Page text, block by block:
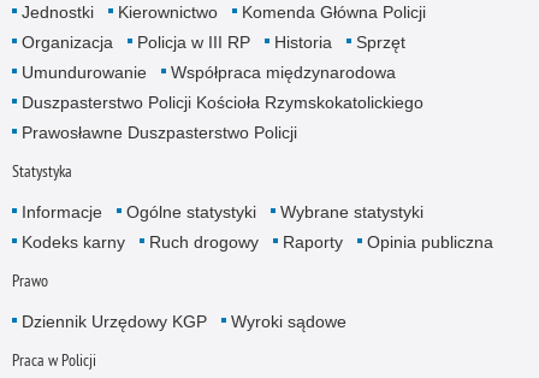
Jednostki Kierownictwo
Komenda Główna Policji
Organizacja
Policja w III RP Historia
Sprzęt
Umundurowanie
Współpraca międzynarodowa
Duszpasterstwo Policji Kościoła Rzymskokatolickiego
Prawosławne Duszpasterstwo Policji
Statystyka
Informacje Ogólne statystyki
Wybrane statystyki
Kodeks karny
Ruch drogowy Raporty Opinia publiczna
Prawo
Dziennik Urzędowy KGP Wyroki sądowe
Praca w Policji